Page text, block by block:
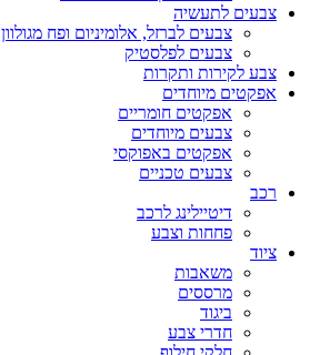
צבעים לתעשיה
צבעים לברזל, אלומיניום ופח מגולוון
צבעים לפלסטיק
צבע לקירות ותקרות
אפקטים מיוחדים
אפקטים חומריים
צבעים מיוחדים
אפקטים באפוקסי
צבעים טכניים
רכב
דיטיילינג לרכב
פחחות וצבע
ציוד
משאבות
מרססים
ביגוד
חדרי צבע